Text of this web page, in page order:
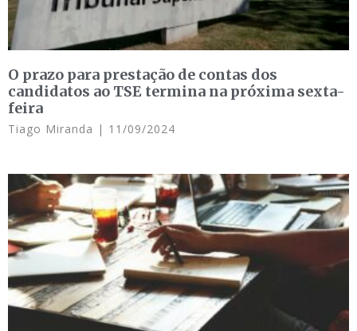
O prazo para prestação de contas dos
candidatos ao TSE termina na próxima sexta-
feira
Tiago Miranda 11/09/2024